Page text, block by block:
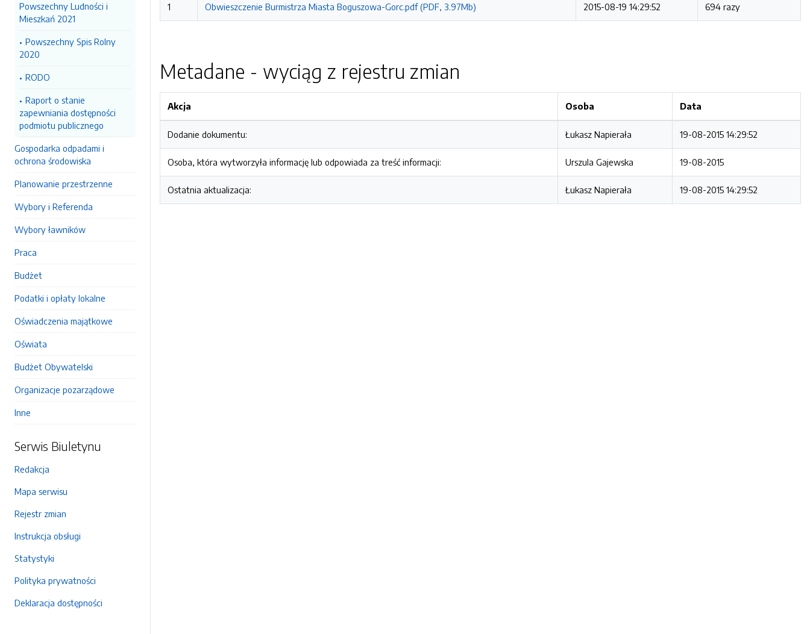
Powszechny Ludności i
Mieszkań 2021
Powszechny Spis Rolny
2020
RODO
Raport o stanie
zapewniania dostępności
podmiotu publicznego
Gospodarka odpadami i
ochrona środowiska
Planowanie przestrzenne
Wybory i Referenda
Wybory ławników
Praca
Budżet
Podatki i opłaty lokalne
Oświadczenia majątkowe
Oświata
Budżet Obywatelski
Organizacje pozarządowe
Inne
Serwis Biuletynu
Redakcja
Mapa serwisu
Rejestr zmian
Instrukcja obsługi
Statystyki
Polityka prywatności
Deklaracja dostępności
1 Obwieszczenie Burmistrza Miasta Boguszowa-Gorc.pdf (PDF, 3.97Mb) 2015-08-19 14:29:52 694 razy
Metadane - wyciąg z rejestru zmian
Akcja Osoba Data
Dodanie dokumentu: Łukasz Napierała 19-08-2015 14:29:52
Osoba, która wytworzyła informację lub odpowiada za treść informacji: Urszula Gajewska 19-08-2015
Ostatnia aktualizacja: Łukasz Napierała 19-08-2015 14:29:52